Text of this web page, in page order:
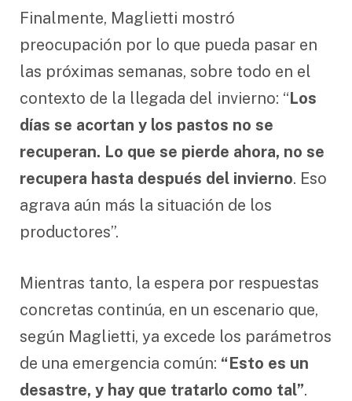
Finalmente, Maglietti mostró
preocupación por lo que pueda pasar en
las próximas semanas, sobre todo en el
contexto de la llegada del invierno: “ Los
días se acortan y los pastos no se
recuperan. Lo que se pierde ahora, no se
recupera hasta después del invierno. Eso
agrava aún más la situación de los
productores”.
Mientras tanto, la espera por respuestas
concretas continúa, en un escenario que,
según Maglietti, ya excede los parámetros
de una emergencia común: “Esto es un
desastre, y hay que tratarlo como tal”.